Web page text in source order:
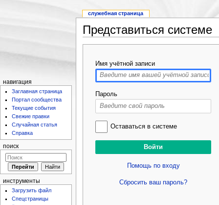
Представиться системе
Имя учётной записи
Пароль
Оставаться в системе
Помощь по входу
Сбросить ваш пароль?
служебная страница
навигация
Заглавная страница
Портал сообщества
Текущие события
Свежие правки
Случайная статья
Справка
поиск
инструменты
Загрузить файл
Спецстраницы